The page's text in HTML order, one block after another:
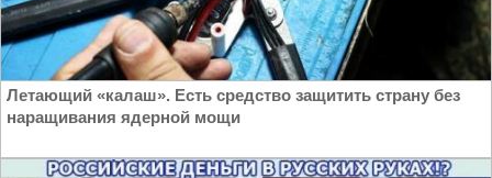
Летающий «калаш». Есть средство защитить страну без
наращивания ядерной мощи